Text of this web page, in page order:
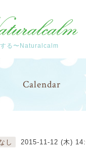
る〜Naturalcalm
Calendar
し 2015-11-12 (木)